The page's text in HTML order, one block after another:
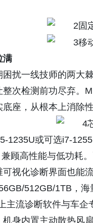
满
扰一线技师的两大
次检测前功尽弃。
座，从根本上消除
1235U或可选i7-
顾高性能与低功耗
视化诊断界面也能
512GB/1TB，
主流诊断软件与车
身内置主动散热风